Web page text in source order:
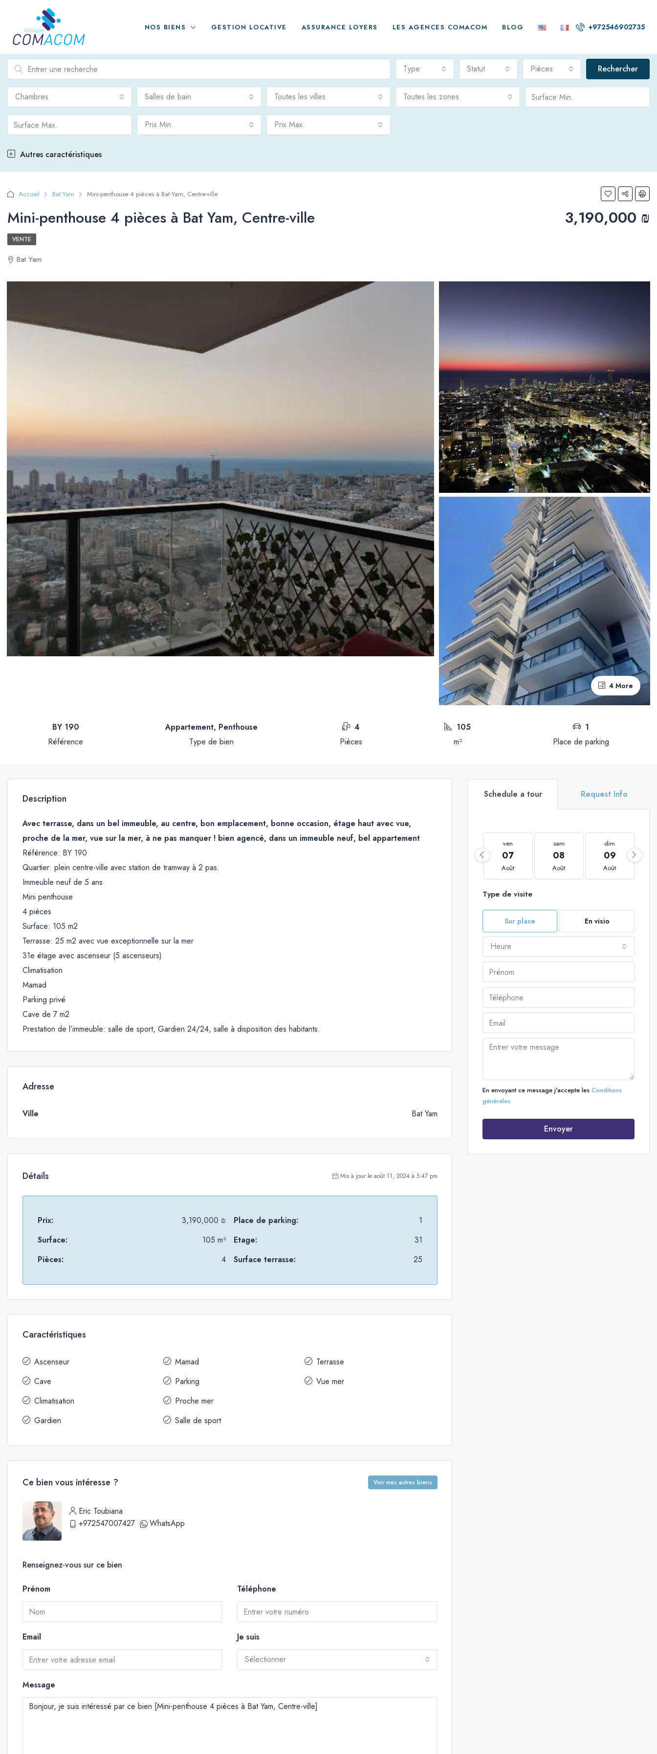
NOS BIENS GESTION LOCATIVE ASSURANCE LOYERS LES AGENCES COMACOM BLOG +972546902735
Type Statut Pièces Rechercher
Chambres Salles de bain Toutes les villes Toutes les zones
Prix Min. Prix Max.
Autres caractéristiques
Accueil Bat Yam Mini-penthouse 4 pièces à Bat Yam, Centre-ville
Mini-penthouse 4 pièces à Bat Yam, Centre-ville 3,190,000 ₪
VENTE
Bat Yam
4 More
BY 190
Référence
Appartement, Penthouse
Type de bien
4
Pièces
105
m²
1
Place de parking
Description
Avec terrasse, dans un bel immeuble, au centre, bon emplacement, bonne occasion, étage haut avec vue,
proche de la mer, vue sur la mer, à ne pas manquer ! bien agencé, dans un immeuble neuf, bel appartement
Référence: BY 190
Quartier: plein centre-ville avec station de tramway à 2 pas.
Immeuble neuf de 5 ans
Mini penthouse
4 pièces
Surface: 105 m2
Terrasse: 25 m2 avec vue exceptionnelle sur la mer
31e étage avec ascenseur (5 ascenseurs)
Climatisation
Mamad
Parking privé
Cave de 7 m2
Prestation de l’immeuble: salle de sport, Gardien 24/24, salle à disposition des habitants.
Adresse
Ville Bat Yam
Détails Mis à jour le août 11, 2024 à 5:47 pm
Prix:
3,190,000 ₪
Surface:
105 m²
Pièces:
4
Place de parking:
1
Etage:
31
Surface terrasse:
25
Caractéristiques
Ascenseur
Cave
Climatisation
Gardien
Mamad
Parking
Proche mer
Salle de sport
Terrasse
Vue mer
Ce bien vous intéresse ? Voir mes autres biens
Eric Toubiana
+972547007427
WhatsApp
Renseignez-vous sur ce bien
Prénom Téléphone
Email
Je suis
Sélectionner
Message
Schedule a tour Request Info
ven
07
Août
sam
08
Août
dim
09
Août
Type de visite
Sur place En visio
Heure
En envoyant ce message j'accepte les Conditions
générales
Envoyer